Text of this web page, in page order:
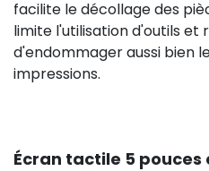
facilite le décollage des
limite l'utilisation d'outils et
d'endommager aussi bien
impressions.
Écran tactile 5